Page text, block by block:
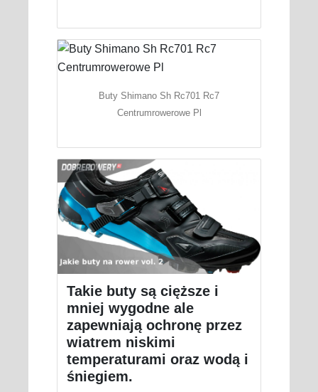
Buty Shimano Sh Rc701 Rc7
Centrumrowerowe Pl
Takie buty są cięższe i
mniej wygodne ale
zapewniają ochronę przez
wiatrem niskimi
temperaturami oraz wodą i
śniegiem.